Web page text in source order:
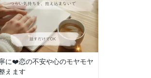
に❤️恋の不安や心のモヤモヤ
えます